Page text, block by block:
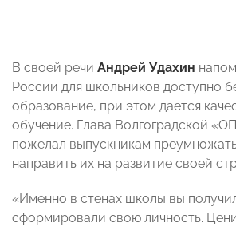
В своей речи Андрей Удахин
России для школьников доступно
образование, при этом дается
обучение. Глава Волгоградской
пожелал выпускникам
направить их на развитие своей
«Именно в стенах школы вы
сформировали свою личность.